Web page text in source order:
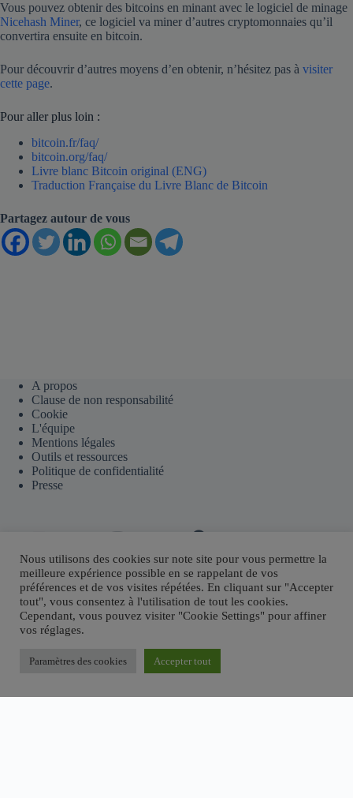
Vous pouvez obtenir des bitcoins en minant avec le logiciel de minage
Nicehash Miner, ce logiciel va miner d’autres cryptomonnaies qu’il
convertira ensuite en bitcoin.
Pour découvrir d’autres moyens d’en obtenir, n’hésitez pas à visiter
cette page.
Pour aller plus loin :
bitcoin.fr/faq/
bitcoin.org/faq/
Livre blanc Bitcoin original (ENG)
Traduction Française du Livre Blanc de Bitcoin
Partagez autour de vous
A propos
Clause de non responsabilité
Cookie
L'équipe
Mentions légales
Outils et ressources
Politique de confidentialité
Presse
Discord
Flux RSS
Sites partenaires
Fructify.io
Revenu Crypto Passif
Systeme.io
Nous utilisons des cookies sur note site pour vous permettre la
meilleure expérience possible en se rappelant de vos
préférences et de vos visites répétées. En cliquant sur "Accepter
tout", vous consentez à l'utilisation de tout les cookies.
Cependant, vous pouvez visiter "Cookie Settings" pour affiner
vos réglages.
Paramètres des cookies Accepter tout